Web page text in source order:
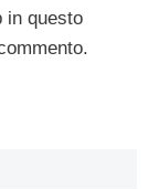
in questo